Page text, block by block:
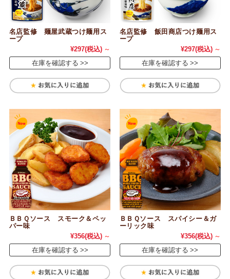
名店監修 麺屋武蔵つけ麺用ス
ープ
¥297(税込) ～
在庫を確認する
名店監修 飯田商店つけ麺用ス
ープ
¥297(税込) ～
在庫を確認する
ＢＢＱソース スモーク＆ペッ
パー味
¥356(税込) ～
在庫を確認する
ＢＢＱソース スパイシー＆ガ
ーリック味
¥356(税込) ～
在庫を確認する